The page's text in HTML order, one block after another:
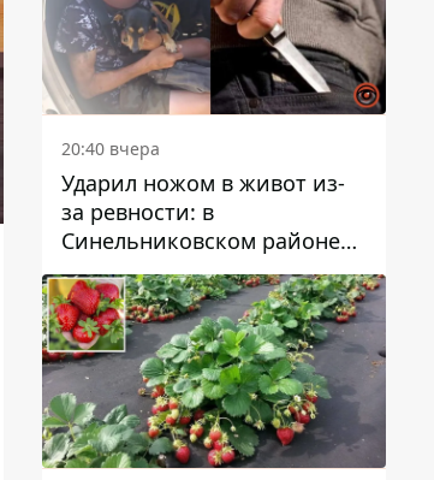
20:40 вчера
Ударил ножом в живот из-
за ревности: в
Синельниковском районе
задержали 49-летнего
мужчину за убийство